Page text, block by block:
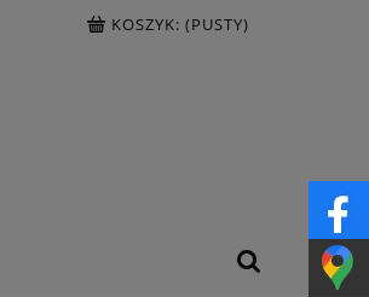
KOSZYK: (PUSTY)